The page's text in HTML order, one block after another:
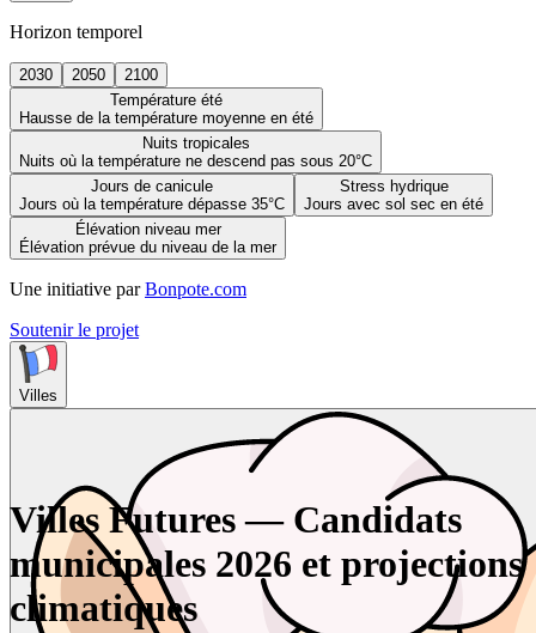
Horizon temporel
2030 2050
2100
Température été
Hausse de la température moyenne en été
Nuits tropicales
Nuits où la température ne descend pas sous 20°C
Jours de canicule
Jours où la température dépasse 35°C
Stress hydrique
Jours avec sol sec en été
Élévation niveau mer
Élévation prévue du niveau de la mer
Une initiative par Bonpote.com
Soutenir le projet
Villes
Villes Futures — Candidats
municipales 2026 et projections
climatiques